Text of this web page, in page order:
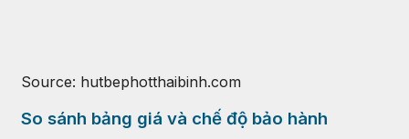
Source: hutbephotthaibinh.com
So sánh bảng giá và chế độ bảo hành